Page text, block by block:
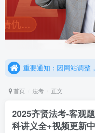
首页 法考 正文
2025齐贤法考-客观
科讲义全+视频更新中